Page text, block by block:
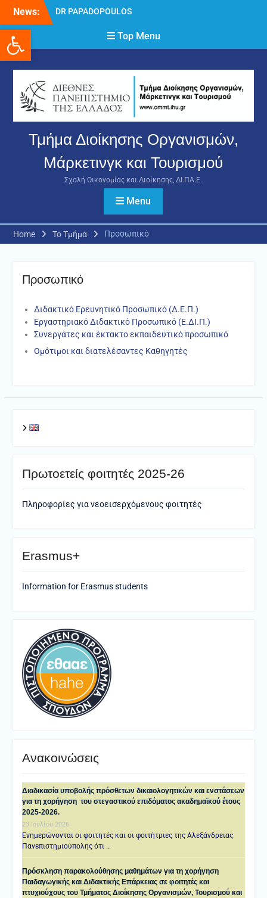
Ανοίξτε τη γραμμή εργαλείων
content
News:
DR PAPADOPOULOS
Δρ Παπαδόπουλος
Νικόλαος
δικαιολογητικών και
ενστάσεων για τη
χορήγηση του
στεγαστικού επιδόματος
ακαδημαϊκού έτους 2025-
2026.
Top Menu
Τμήμα Διοίκησης Οργανισμών,
Μάρκετινγκ και Τουρισμού
Σχολή Οικονομίας και Διοίκησης, ΔΙ.ΠΑ.Ε.
Menu
Home Το Τμήμα Προσωπικό
Προσωπικό
Διδακτικό Ερευνητικό Προσωπικό (Δ.Ε.Π.)
Εργαστηριακό Διδακτικό Προσωπικό (Ε.ΔΙ.Π.)
Συνεργάτες και έκτακτο εκπαιδευτικό προσωπικό
Ομότιμοι και διατελέσαντες Καθηγητές
Πρωτοετείς φοιτητές 2025-26
Πληροφορίες για νεοεισερχόμενους φοιτητές
Erasmus+
Information for Erasmus students
Ανακοινώσεις
Διαδικασία υποβολής πρόσθετων δικαιολογητικών και ενστάσεων
για τη χορήγηση του στεγαστικού επιδόματος ακαδημαϊκού έτους
2025-2026.
23 Ιουλίου 2026
Ενημερώνονται οι φοιτητές και οι φοιτήτριες της Αλεξάνδρειας
Πανεπιστημιούπολης ότι …
Πρόσκληση παρακολούθησης μαθημάτων για τη χορήγηση
Παιδαγωγικής και Διδακτικής Επάρκειας σε φοιτητές και
πτυχιούχους του Τμήματος Διοίκησης Οργανισμών, Τουρισμού και